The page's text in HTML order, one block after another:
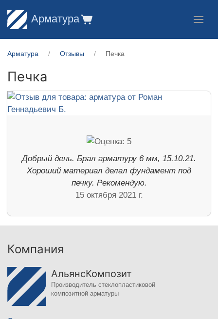
Арматура
Арматура Отзывы Печка
Печка
Добрый день. Брал арматуру 6 мм, 15.10.21.
Хороший материал делал фундамент под
печку. Рекомендую.
15 октября 2021 г.
Компания
АльянсКомпозит
Производитель стеклопластиковой
композитной арматуры